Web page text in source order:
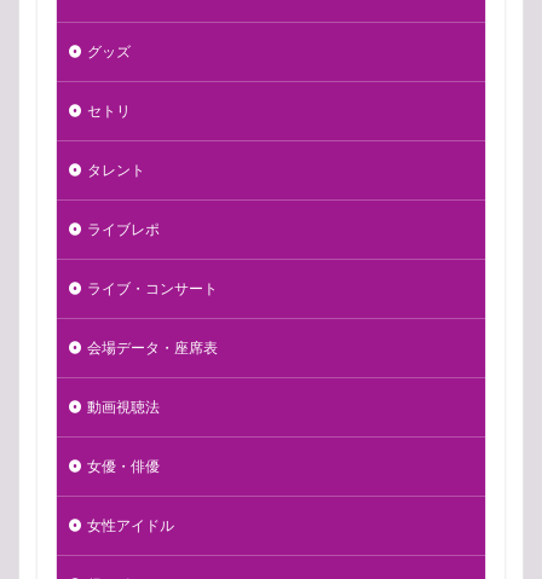
グッズ
セトリ
タレント
ライブレポ
ライブ・コンサート
会場データ・座席表
動画視聴法
女優・俳優
女性アイドル